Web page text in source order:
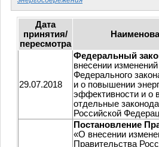
Дата
принятия/
пересмотра
29.07.2018
Федеральный
внесении
Федерального
и о повышении
эффективности и о
отдельные
Российской
Постановление
«О внесении
Правительства